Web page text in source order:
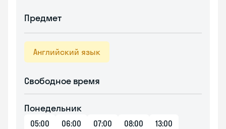
Предмет
Английский язык
Свободное время
Понедельник
05:00 06:00 07:00 08:00
13:00